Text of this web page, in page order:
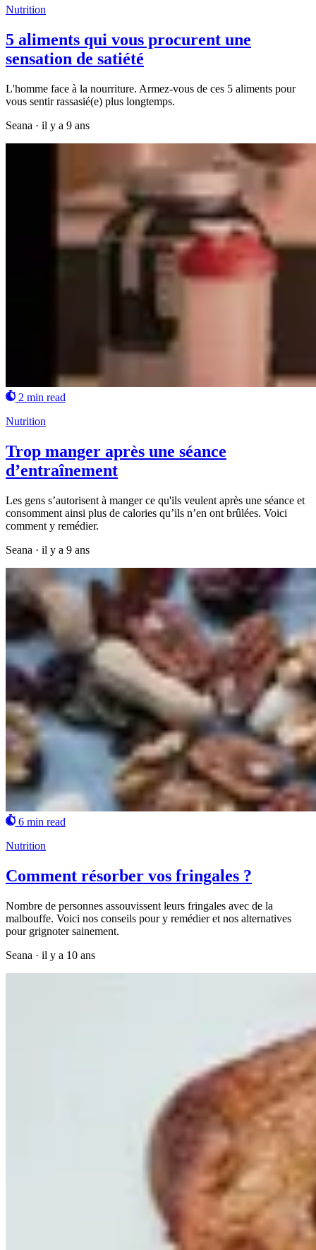
Nutrition
5 aliments qui vous procurent une
sensation de satiété
L'homme face à la nourriture. Armez-vous de ces 5 aliments pour
vous sentir rassasié(e) plus longtemps.
Seana · il y a 9 ans
2 min read
Nutrition
Trop manger après une séance
d’entraînement
Les gens s’autorisent à manger ce qu'ils veulent après une séance et
consomment ainsi plus de calories qu’ils n’en ont brûlées. Voici
comment y remédier.
Seana · il y a 9 ans
6 min read
Nutrition
Comment résorber vos fringales ?
Nombre de personnes assouvissent leurs fringales avec de la
malbouffe. Voici nos conseils pour y remédier et nos alternatives
pour grignoter sainement.
Seana · il y a 10 ans